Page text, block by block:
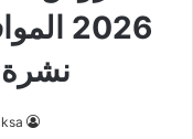
نشرة